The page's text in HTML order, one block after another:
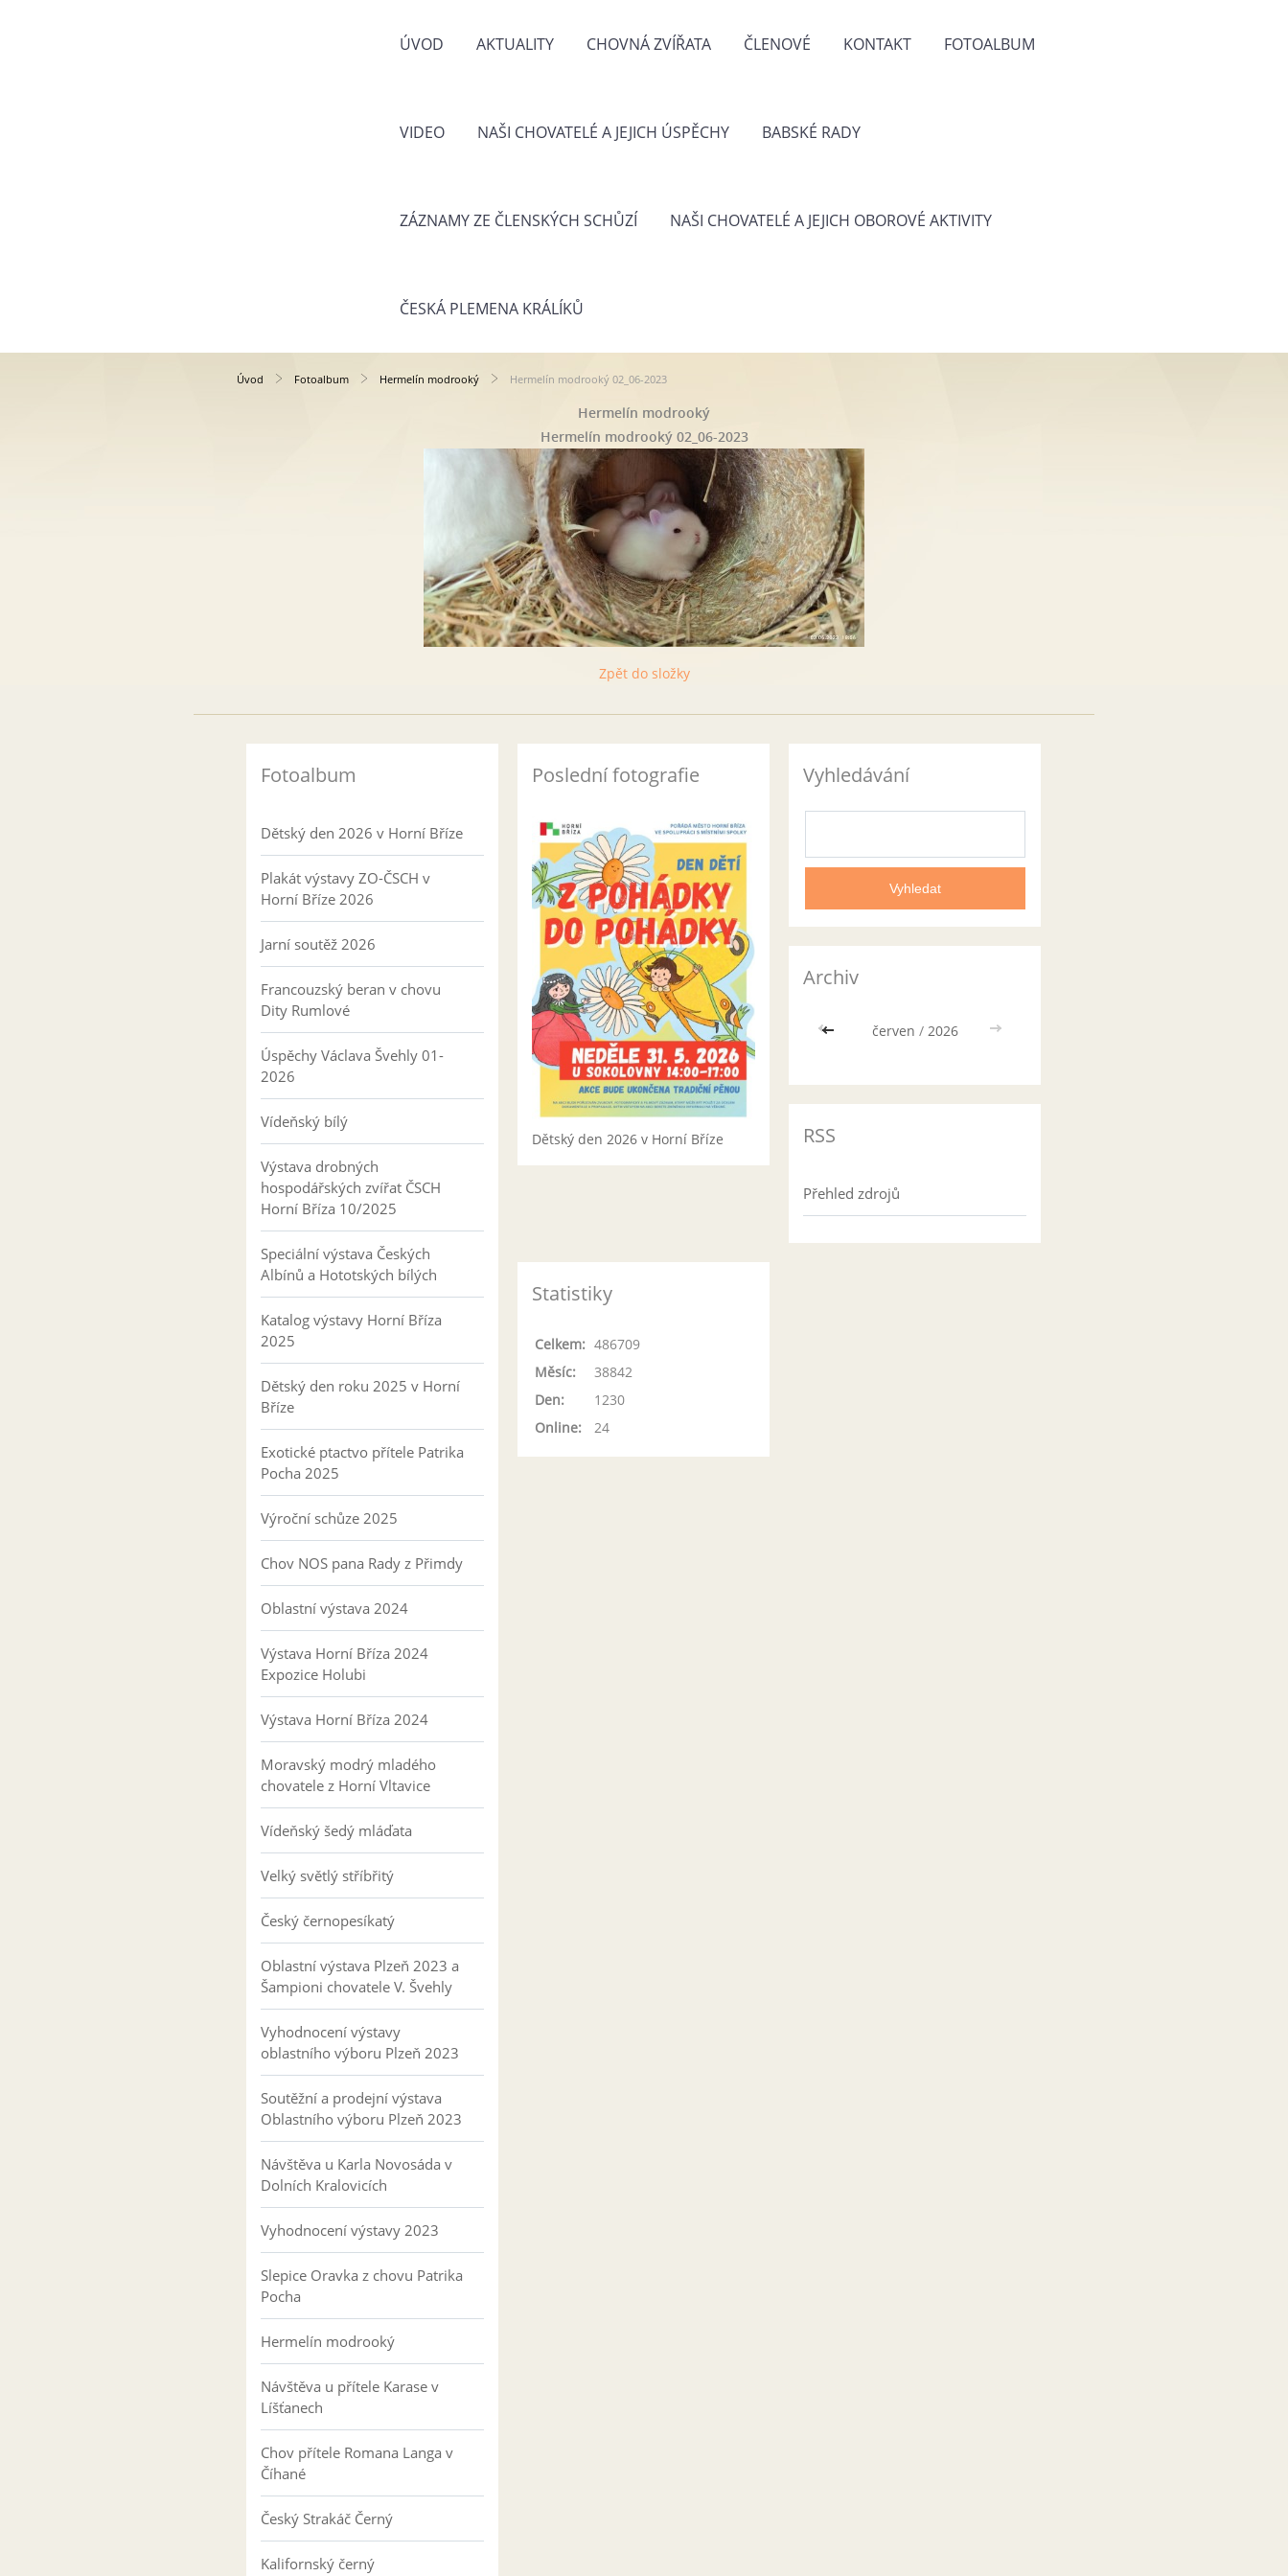
ÚVOD AKTUALITY CHOVNÁ ZVÍŘATA ČLENOVÉ KONTAKT FOTOALBUM
VIDEO NAŠI CHOVATELÉ A JEJICH ÚSPĚCHY BABSKÉ RADY
ZÁZNAMY ZE ČLENSKÝCH SCHŮZÍ NAŠI CHOVATELÉ A JEJICH OBOROVÉ AKTIVITY
ČESKÁ PLEMENA KRÁLÍKŮ
Úvod Fotoalbum Hermelín modrooký Hermelín modrooký 02_06-2023
Hermelín modrooký
Hermelín modrooký 02_06-2023
Zpět do složky
Fotoalbum
Dětský den 2026 v Horní Bříze
Plakát výstavy ZO-ČSCH v
Horní Bříze 2026
Jarní soutěž 2026
Francouzský beran v chovu
Dity Rumlové
Úspěchy Václava Švehly 01-
2026
Vídeňský bílý
Výstava drobných
hospodářských zvířat ČSCH
Horní Bříza 10/2025
Speciální výstava Českých
Albínů a Hototských bílých
Katalog výstavy Horní Bříza
2025
Dětský den roku 2025 v Horní
Bříze
Exotické ptactvo přítele Patrika
Pocha 2025
Výroční schůze 2025
Chov NOS pana Rady z Přimdy
Oblastní výstava 2024
Výstava Horní Bříza 2024
Expozice Holubi
Výstava Horní Bříza 2024
Moravský modrý mladého
chovatele z Horní Vltavice
Vídeňský šedý mláďata
Velký světlý stříbřitý
Český černopesíkatý
Oblastní výstava Plzeň 2023 a
Šampioni chovatele V. Švehly
Vyhodnocení výstavy
oblastního výboru Plzeň 2023
Soutěžní a prodejní výstava
Oblastního výboru Plzeň 2023
Návštěva u Karla Novosáda v
Dolních Kralovicích
Vyhodnocení výstavy 2023
Slepice Oravka z chovu Patrika
Pocha
Hermelín modrooký
Návštěva u přítele Karase v
Líšťanech
Chov přítele Romana Langa v
Číhané
Český Strakáč Černý
Kalifornský černý
Poslední fotografie
Dětský den 2026 v Horní Bříze
Vyhledávání
Archiv
<< červen / 2026 >>
RSS
Přehled zdrojů
Statistiky
Online: 24
Celkem: 486709
Měsíc:
38842
Den:
1230